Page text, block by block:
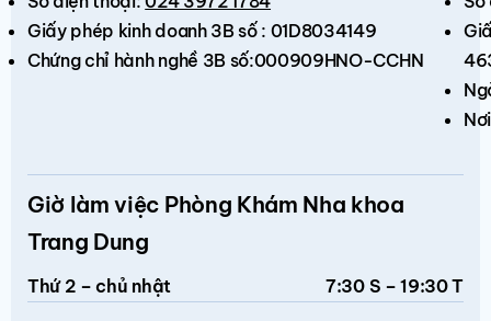
Giấy phép kinh doanh 3B số : 01D8034149
Chứng chỉ hành nghề 3B số:000909HNO-CCHN
Giờ làm việc Phòng Khám Nha khoa
Trang Dung
Thứ 2 – chủ nhật 7:30 S – 19:30 T